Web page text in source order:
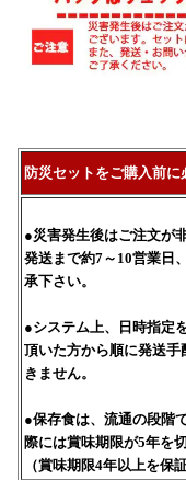
防災セットをご購入前
●災害発生後はご注文が
発送まで約7～10営業日
承下さい。
●システム上、日時指定
頂いた方から順に発送
きません。
●保存食は、流通の段階
際には賞味期限が5年を
（賞味期限4年以上を保証